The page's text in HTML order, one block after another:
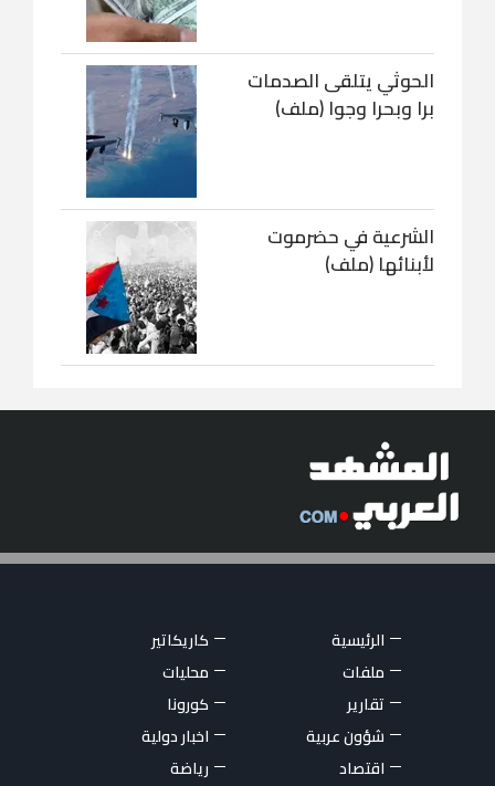
الحوثي يتلقى الصدمات
برا وبحرا وجوا (ملف)
الشرعية في حضرموت
لأبنائها (ملف)
الرئيسية
كاريكاتير
ملفات
محليات
تقارير
كورونا
شؤون عربية
اخبار دولية
اقتصاد
رياضة